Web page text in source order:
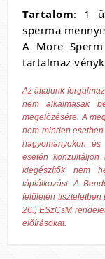
Tartalom: 1
sperma
A More
tartalmaz
Az általunk
nem alkalmasak
megelőzésére. A
nem minden
hagyományokon
esetén konzultáljon
kiegészítők nem
táplálkozást. A
felületén tiszteletben
26.) ESzCsM
előírásokat.